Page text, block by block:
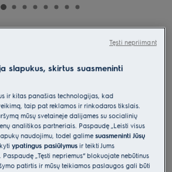
serija „SensiCare“ 8
Gaminio informacijos lapas
reguliuoja laiką, vandenį ir energiją pagal
kiekvieno drabužio priežiūrai.
sutrumpinti skalbimo laiką 4 pakopomis.
slapukus, skirtus suasmeninti
ir kitas panašias technologijas, kad
taip pat reklamos ir rinkodaros tikslais.
mūsų svetainėje dalijamės su socialinių
analitikos partneriais. Paspaudę „Leisti visus
naudojimu, todėl galimesuasmeninti Jūsų
ypatingus pasiūlymus ir teikti Jums
„Tęsti nepriėmus“ blokuojate nebūtinus
patirtis ir mūsų teikiamos paslaugos gali būti
Tęsti nepriimant